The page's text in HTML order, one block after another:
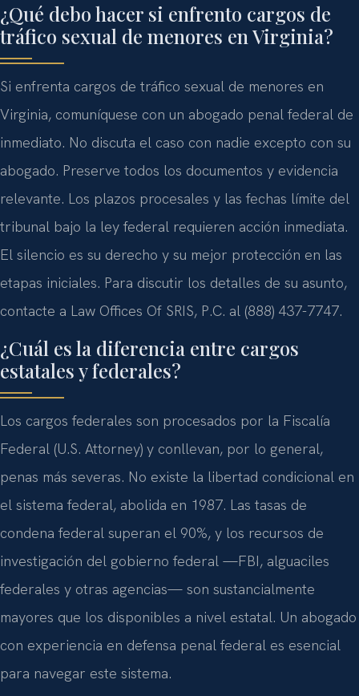
¿Qué debo hacer si enfrento cargos de
tráfico sexual de menores en Virginia?
Si enfrenta cargos de tráfico sexual de menores en
Virginia, comuníquese con un abogado penal federal de
inmediato. No discuta el caso con nadie excepto con su
abogado. Preserve todos los documentos y evidencia
relevante. Los plazos procesales y las fechas límite del
tribunal bajo la ley federal requieren acción inmediata.
El silencio es su derecho y su mejor protección en las
etapas iniciales. Para discutir los detalles de su asunto,
contacte a Law Offices Of SRIS, P.C. al (888) 437-7747.
¿Cuál es la diferencia entre cargos
estatales y federales?
Los cargos federales son procesados por la Fiscalía
Federal (U.S. Attorney) y conllevan, por lo general,
penas más severas. No existe la libertad condicional en
el sistema federal, abolida en 1987. Las tasas de
condena federal superan el 90%, y los recursos de
investigación del gobierno federal —FBI, alguaciles
federales y otras agencias— son sustancialmente
mayores que los disponibles a nivel estatal. Un abogado
con experiencia en defensa penal federal es esencial
para navegar este sistema.